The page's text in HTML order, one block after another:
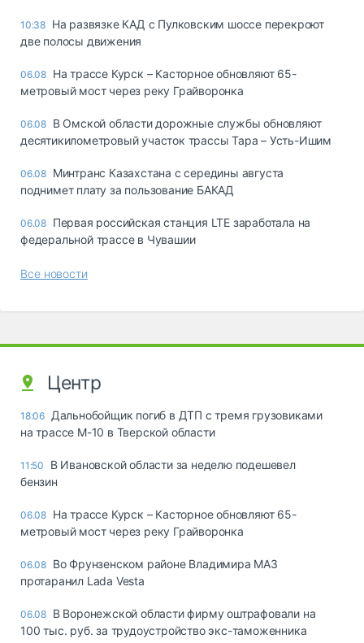
10:38 На развязке КАД с Пулковским шоссе перекроют
две полосы движения
06.08 На трассе Курск – Касторное обновляют 65-
метровый мост через реку Грайворонка
06.08 В Омской области дорожные службы обновляют
десятикилометровый участок трассы Тара – Усть-Ишим
06.08 Минтранс Казахстана с середины августа
поднимет плату за пользование БАКАД
06.08 Первая российская станция LTE заработала на
федеральной трассе в Чувашии
Все новости
Центр
18:06 Дальнобойщик погиб в ДТП с тремя грузовиками
на трассе М-10 в Тверской области
11:50
В Ивановской области за неделю подешевел
бензин
06.08 На трассе Курск – Касторное обновляют 65-
метровый мост через реку Грайворонка
06.08 Во Фрунзенском районе Владимира МАЗ
протаранил Lada Vesta
06.08 В Воронежской области фирму оштрафовали на
100 тыс. руб. за трудоустройство экс-таможенника